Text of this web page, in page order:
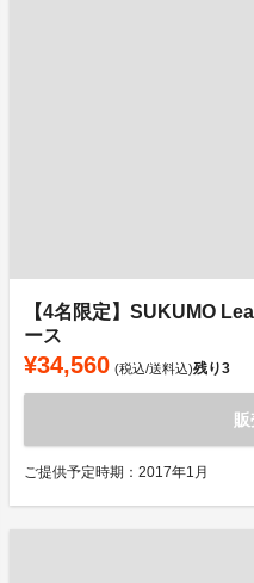
【4名限定】SUKUMO
ース
¥34,560 (税込/送料込)残り3
ご提供予定時期：2017年1月